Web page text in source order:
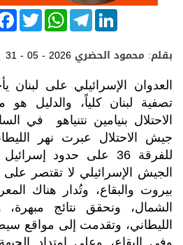
F
a
c
e
b
k
T
w
i
W
h
a
t
s
p
p
T
e
l
g
a
m
L
i
n
e
I
n
31 - 05 - 2026 بقلم: محمود الحضري
العدوان الإسرائيلي على لبنان
تصفية لبنان كلياً، والدليل
الاحتلال بنيامين نتنياهو في
جيش الاحتلال عبرت نهر
للفرقة 36 على حدود
الجيش الإسرائيلي لا تقتصر
بيروت والبقاع، وتُدار هناك
الشمال، ونحقق نتائج مبهرة،
الليطاني، وتقدمت إلى مواقع
وفي البقاع، وعلى امتداد